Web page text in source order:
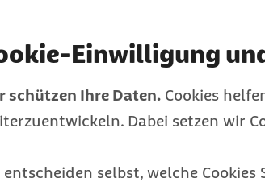
Einwilligung
schützen Ihre Daten. Cookies
Dabei setzen wir
entscheiden selbst, welche